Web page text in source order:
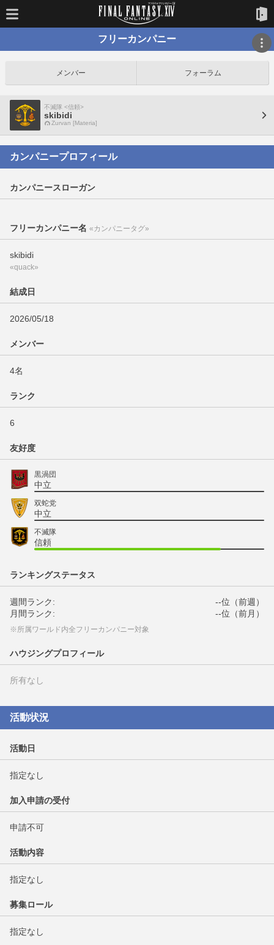
フリーカンパニー
メンバー フォーラム
不滅隊 <信頼>
skibidi
Zurvan [Materia]
カンパニープロフィール
カンパニースローガン
フリーカンパニー名 «カンパニータグ»
skibidi
«quack»
結成日
2026/05/18
メンバー
4名
ランク
6
友好度
黒渦団
中立
双蛇党
中立
不滅隊
信頼
ランキングステータス
週間ランク:
--位（前週）
月間ランク:
--位（前月）
※所属ワールド内全フリーカンパニー対象
ハウジングプロフィール
所有なし
活動状況
活動日
指定なし
加入申請の受付
申請不可
活動内容
指定なし
募集ロール
指定なし